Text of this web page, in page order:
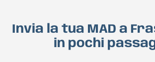
Invia la tua MAD a
in pochi